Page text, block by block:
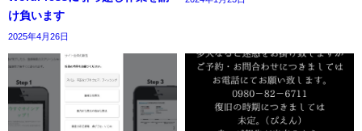
け負います
2025年4月26日